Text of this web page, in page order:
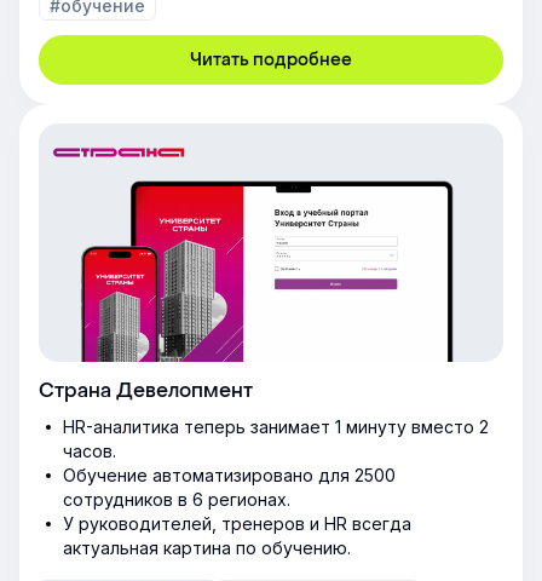
#обучение
Читать подробнее
Страна Девелопмент
HR-аналитика теперь занимает 1 минуту вместо 2
часов.
Обучение автоматизировано для 2500
сотрудников в 6 регионах.
У руководителей, тренеров и HR всегда
актуальная картина по обучению.